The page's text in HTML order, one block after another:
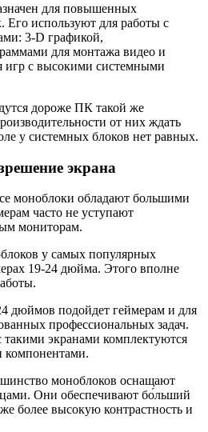
для повышенных
Его используют для работы с
3-D графикой,
для монтажа видео и
игр с высокими системными
дороже ПК такой же
от них ждать
у системных блоков нет равных.
экрана
моноблоки обладают большими
часто не уступают
мониторам.
у самых популярных
19-24 дюйма. Этого вполне
дюймов подойдет геймерам и для
профессиональных задач.
экранами комплектуются
компонентами.
моноблоков оснащают
Они обеспечивают бо́льший
более высокую контрастность и